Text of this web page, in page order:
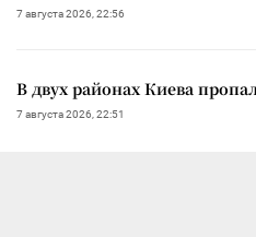
7 августа 2026, 22:56
В двух районах Киева
7 августа 2026, 22:51